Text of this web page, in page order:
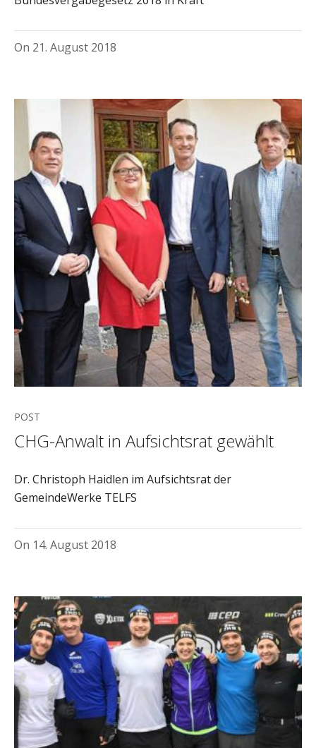
On 21. August 2018
POST
CHG-Anwalt in Aufsichtsrat gewählt
Dr. Christoph Haidlen im Aufsichtsrat der
GemeindeWerke TELFS
On 14. August 2018